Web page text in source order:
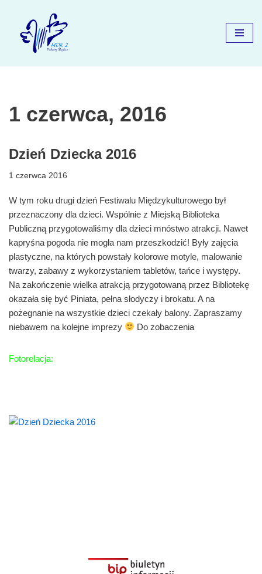
Przejdź
1 czerwca, 2016
Dzień Dziecka 2016
1 czerwca 2016
W tym roku drugi dzień Festiwalu Międzykulturowego był
przeznaczony dla dzieci. Wspólnie z Miejską Biblioteka
Publiczną przygotowaliśmy dla dzieci mnóstwo atrakcji. Nawet
kapryśna pogoda nie mogła nam przeszkodzić! Były zajęcia
plastyczne, na których powstały kolorowe motyle, malowanie
twarzy, zabawy z wykorzystaniem tabletów, tańce i występy.
Na zakończenie wielka atrakcją przygotowaną przez Bibliotekę
okazała się być Piniata, pełna słodyczy i brokatu. A na
pożegnanie na wszystkie dzieci czekały balony. Zapraszamy
niebawem na kolejne imprezy
Do zobaczenia
Fotorelacja: